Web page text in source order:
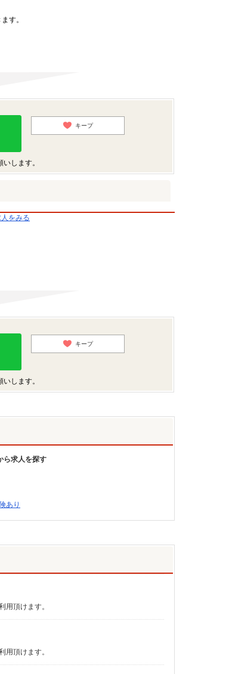
す。
キープ
します。
をみる
キープ
します。
ら求人を探す
あり
頂けます。
頂けます。